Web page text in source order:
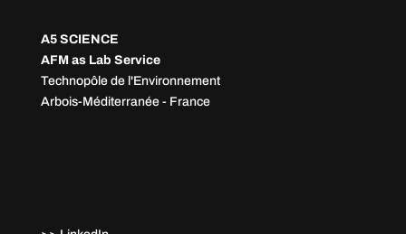
A5 SCIENCE
AFM as Lab Service
Technopôle de l'Environnement
Arbois-Méditerranée - France